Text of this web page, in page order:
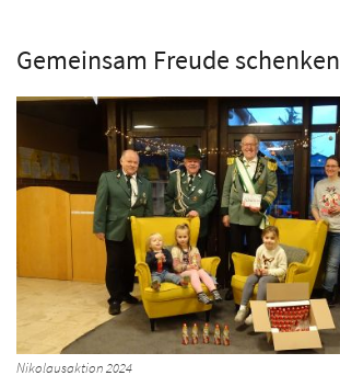
Gemeinsam Freude schenken
Nikolausaktion 2024